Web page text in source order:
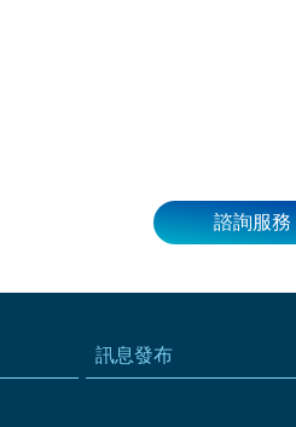
諮詢服務
訊息發布